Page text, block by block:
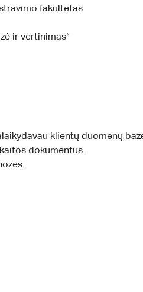
fakultetas
ir vertinimas“
klientų duomenų
dokumentus.